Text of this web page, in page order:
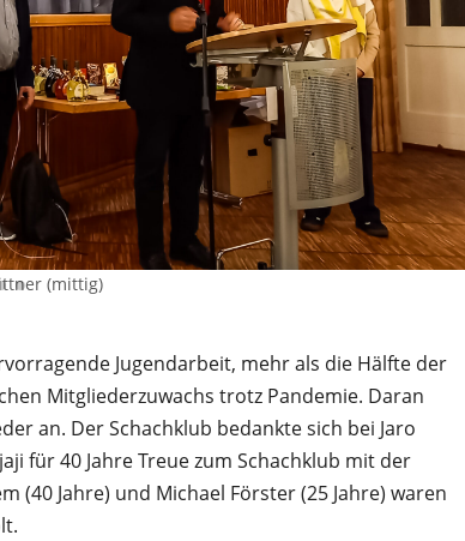
(mittig)
Jugendarbeit, mehr als die Hälfte der
Mitgliederzuwachs trotz Pandemie. Daran
an. Der Schachklub bedankte sich bei Jaro
für 40 Jahre Treue zum Schachklub mit der
(40 Jahre) und Michael Förster (25 Jahre) waren